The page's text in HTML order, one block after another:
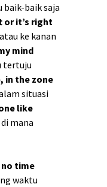
baik-baik saja
or it’s right
ke kanan
mind
tertuju
in the zone
situasi
like
mana
no time
waktu